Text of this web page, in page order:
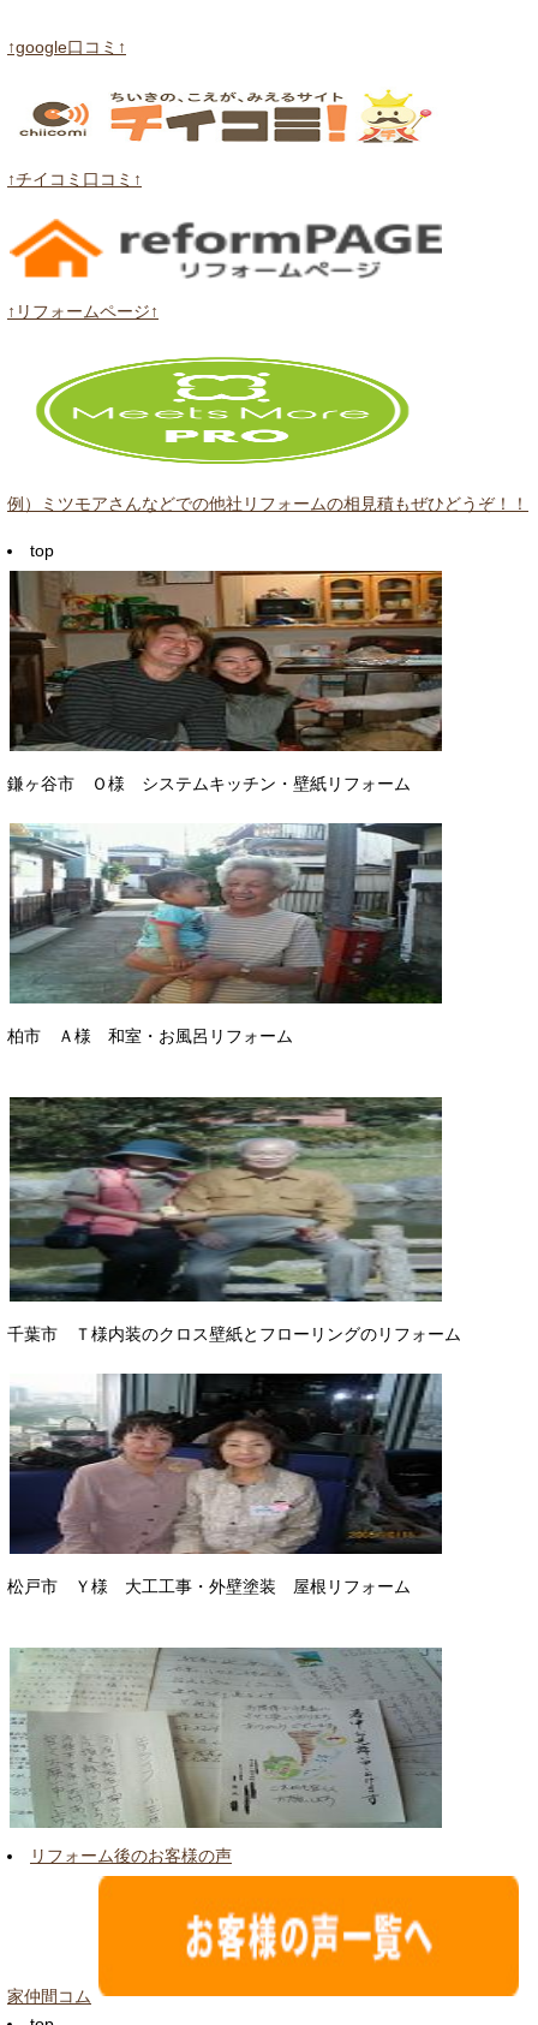
↑google口コミ↑
↑チイコミ口コミ↑
↑リフォームページ↑
例）ミツモアさんなどでの他社リフォームの相見積もぜひどうぞ！！
top
鎌ヶ谷市 Ｏ様 システムキッチン・壁紙リフォーム
柏市 Ａ様 和室・お風呂リフォーム
千葉市 Ｔ様内装のクロス壁紙とフローリングのリフォーム
松戸市 Ｙ様 大工工事・外壁塗装 屋根リフォーム
リフォーム後のお客様の声
家仲間コム